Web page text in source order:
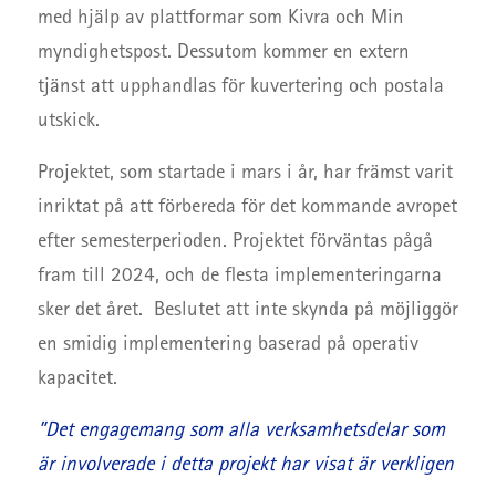
med hjälp av plattformar som Kivra och Min
myndighetspost. Dessutom kommer en extern
tjänst att upphandlas för kuvertering och postala
utskick.
Projektet, som startade i mars i år, har främst varit
inriktat på att förbereda för det kommande avropet
efter semesterperioden. Projektet förväntas pågå
fram till 2024, och de flesta implementeringarna
sker det året. Beslutet att inte skynda på möjliggör
en smidig implementering baserad på operativ
kapacitet.
”Det engagemang som alla verksamhetsdelar som
är involverade i detta projekt har visat är verkligen